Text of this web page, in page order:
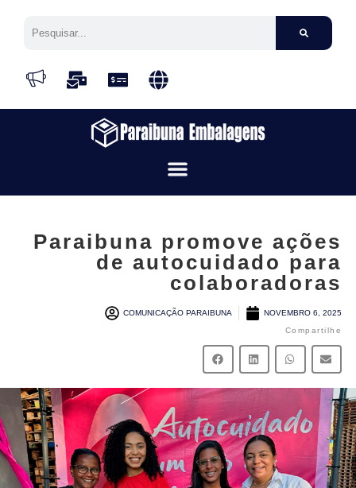
Paraibuna promove ações
de autocuidado para
colaboradoras
COMUNICAÇÃO PARAIBUNA
NOVEMBRO 6, 2025
Compartilhe